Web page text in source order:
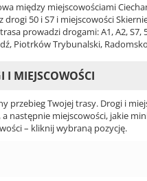
między miejscowościami
drogi 50 i S7 i miejscowości
prowadzi drogami: A1, A2, S7,
Piotrków Trybunalski,
I MIEJSCOWOŚCI
przebieg Twojej trasy. Drogi i
następnie miejscowości, jakie
– kliknij wybraną pozycję.